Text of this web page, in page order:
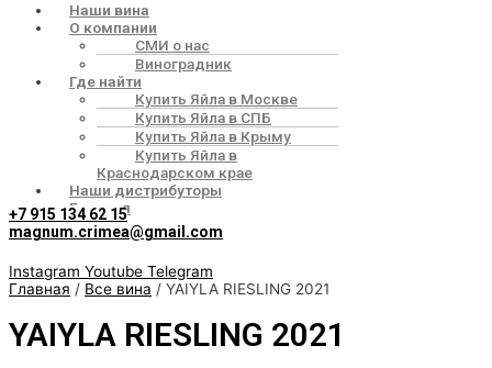
Наши вина
О компании
СМИ о нас
Виноградник
Где найти
Купить Яйла в Москве
Купить Яйла в СПБ
Купить Яйла в Крыму
Купить Яйла в
Краснодарском крае
Наши дистрибуторы
Галерея
+7 915 134 62 15
magnum.crimea@gmail.com
Instagram Youtube Telegram
Главная / Все вина / YAIYLA RIESLING 2021
YAIYLA RIESLING 2021